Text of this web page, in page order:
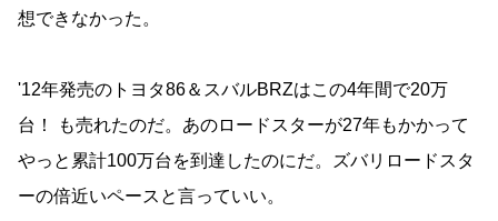
想できなかった。
'12年発売のトヨタ86＆スバルBRZはこの4年間で20万
台！ も売れたのだ。あのロードスターが27年もかかって
やっと累計100万台を到達したのにだ。ズバリロードスタ
ーの倍近いペースと言っていい。